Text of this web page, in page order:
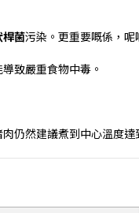
桿菌污染。更重要嘅係，呢
致嚴重食物中毒。
仍然建議煮到中心溫度達